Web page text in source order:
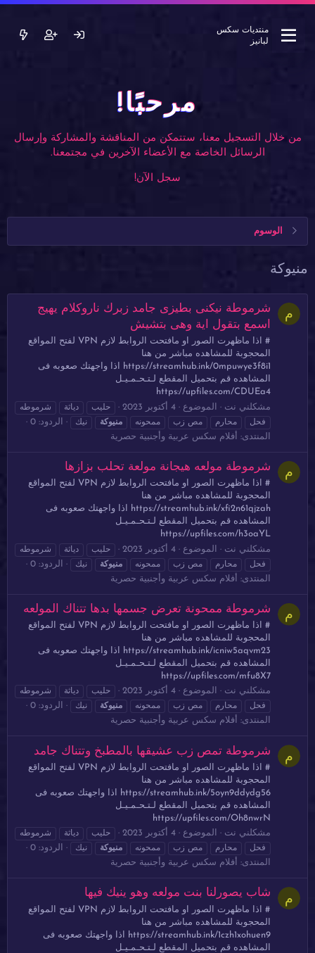
منتديات سكس
لبانيز
مرحبًا!
من خلال التسجيل معنا، ستتمكن من المناقشة والمشاركة وإرسال
الرسائل الخاصة مع الأعضاء الآخرين في مجتمعنا.
سجل الآن!
الوسوم
منيوكة
م
شرموطة نيكنى بطيزى جامد زبرك ناروكلام يهيج
اسمع بتقول اية وهى بتشيش
# اذا ماظهرت الصور او مافتحت الروابط لازم VPN لفتح المواقع
المحجوبة للمشاهده مباشر من هنا
https://streamhub.ink/0mpuwye3f8i1 اذا واجهتك صعوبه فى
المشاهده قم بتحميل المقطع لـتـحـمـيـل
https://upfiles.com/CDUEa4
مشكلني نت
الموضوع 4 أكتوبر 2023 حليب دياثة
شرموطه
فحل
محارم مص زب ممحونه منيوكة نيك
الردود: 0
المنتدى:
أفلام سكس عربية وأجنبية حصرية
م شرموطة مولعه هيجانة مولعة تحلب بزازها
# اذا ماظهرت الصور او مافتحت الروابط لازم VPN لفتح المواقع
المحجوبة للمشاهده مباشر من هنا
https://streamhub.ink/xfi2n61qjzah اذا واجهتك صعوبه فى
المشاهده قم بتحميل المقطع لـتـحـمـيـل
https://upfiles.com/h3oaYL
مشكلني نت
الموضوع 4 أكتوبر 2023 حليب دياثة
شرموطه
فحل
محارم مص زب ممحونه منيوكة نيك
الردود: 0
المنتدى:
أفلام سكس عربية وأجنبية حصرية
م شرموطة ممحونة تعرض جسمها بدها تتناك المولعه
# اذا ماظهرت الصور او مافتحت الروابط لازم VPN لفتح المواقع
المحجوبة للمشاهده مباشر من هنا
https://streamhub.ink/icniw5aqvm23 اذا واجهتك صعوبه فى
المشاهده قم بتحميل المقطع لـتـحـمـيـل
https://upfiles.com/mfu8X7
مشكلني نت
الموضوع 4 أكتوبر 2023 حليب دياثة
شرموطه
فحل
محارم مص زب ممحونه منيوكة نيك
الردود: 0
المنتدى:
أفلام سكس عربية وأجنبية حصرية
م شرموطة تمص زب عشيقها بالمطبخ وتتناك جامد
# اذا ماظهرت الصور او مافتحت الروابط لازم VPN لفتح المواقع
المحجوبة للمشاهده مباشر من هنا
https://streamhub.ink/5oyn9ddydg56 اذا واجهتك صعوبه فى
المشاهده قم بتحميل المقطع لـتـحـمـيـل
https://upfiles.com/Oh8nwrN
مشكلني نت
الموضوع 4 أكتوبر 2023 حليب دياثة
شرموطه
فحل
محارم مص زب ممحونه منيوكة نيك
الردود: 0
المنتدى:
أفلام سكس عربية وأجنبية حصرية
م شاب يصورلنا بنت مولعه وهو ينيك فيها
# اذا ماظهرت الصور او مافتحت الروابط لازم VPN لفتح المواقع
المحجوبة للمشاهده مباشر من هنا
https://streamhub.ink/1czh1xohuen9 اذا واجهتك صعوبه فى
المشاهده قم بتحميل المقطع لـتـحـمـيـل